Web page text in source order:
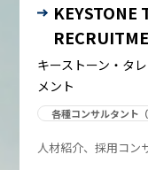
KEYSTONE
キーストーン・タ
メント
各種コンサルタント
人材紹介、採用コン